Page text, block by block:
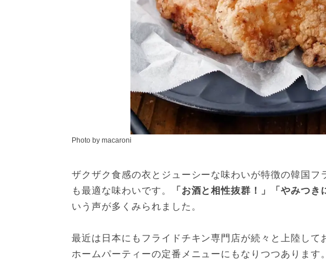
Photo by macaroni
ザクザク食感の衣とジューシーな味わいが特徴の韓国フ
も最適な味わいです。
「お酒と相性抜群！」「やみつ
いう声が多くみられました。
最近は日本にもフライドチキン専門店が続々と上陸して
ホームパーティーの定番メニューにもなりつつあります